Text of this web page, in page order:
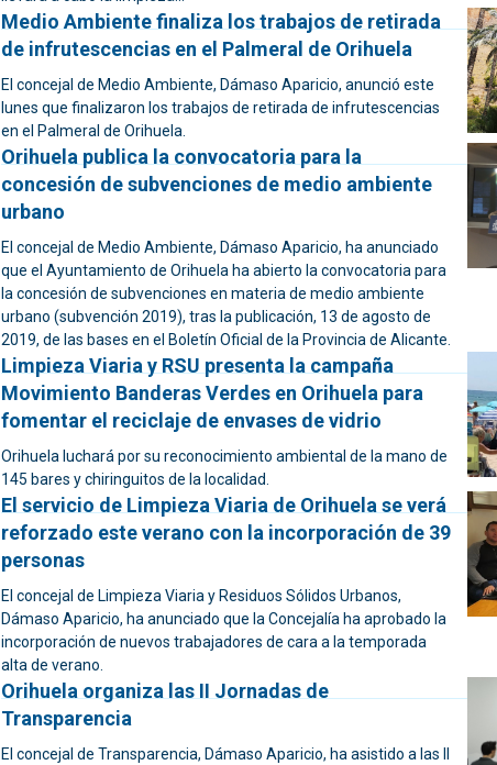
Medio Ambiente finaliza los trabajos de retirada
de infrutescencias en el Palmeral de Orihuela
El concejal de Medio Ambiente, Dámaso Aparicio, anunció este
lunes que finalizaron los trabajos de retirada de infrutescencias
en el Palmeral de Orihuela.
Orihuela publica la convocatoria para la
concesión de subvenciones de medio ambiente
urbano
El concejal de Medio Ambiente, Dámaso Aparicio, ha anunciado
que el Ayuntamiento de Orihuela ha abierto la convocatoria para
la concesión de subvenciones en materia de medio ambiente
urbano (subvención 2019), tras la publicación, 13 de agosto de
2019, de las bases en el Boletín Oficial de la Provincia de Alicante.
Limpieza Viaria y RSU presenta la campaña
Movimiento Banderas Verdes en Orihuela para
fomentar el reciclaje de envases de vidrio
Orihuela luchará por su reconocimiento ambiental de la mano de
145 bares y chiringuitos de la localidad.
El servicio de Limpieza Viaria de Orihuela se verá
reforzado este verano con la incorporación de 39
personas
El concejal de Limpieza Viaria y Residuos Sólidos Urbanos,
Dámaso Aparicio, ha anunciado que la Concejalía ha aprobado la
incorporación de nuevos trabajadores de cara a la temporada
alta de verano.
Orihuela organiza las II Jornadas de
Transparencia
El concejal de Transparencia, Dámaso Aparicio, ha asistido a las II